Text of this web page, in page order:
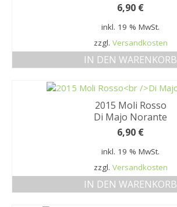
6,90 €
inkl. 19 % MwSt.
zzgl. Versandkosten
IN DEN WARENKORB
2015 Moli Rosso
Di Majo Norante
6,90 €
inkl. 19 % MwSt.
zzgl. Versandkosten
IN DEN WARENKORB